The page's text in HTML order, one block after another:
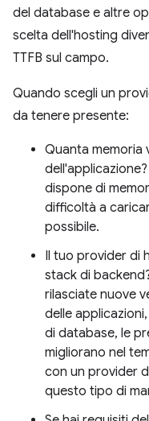
del database e altre
scelta dell'hosting
TTFB sul campo.
Quando scegli un
da tenere presente:
Quanta memoria
dispone di
difficoltà a
possibile.
Il tuo provider di
stack di
rilasciate nuove
delle
di database, le
migliorano nel
con un provider
questo tipo di